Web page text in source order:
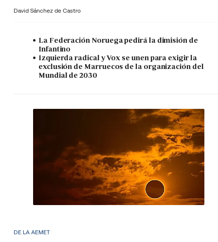
David Sánchez de Castro
La Federación Noruega pedirá la dimisión de
Infantino
Izquierda radical y Vox se unen para exigir la
exclusión de Marruecos de la organización del
Mundial de 2030
DE LA AEMET